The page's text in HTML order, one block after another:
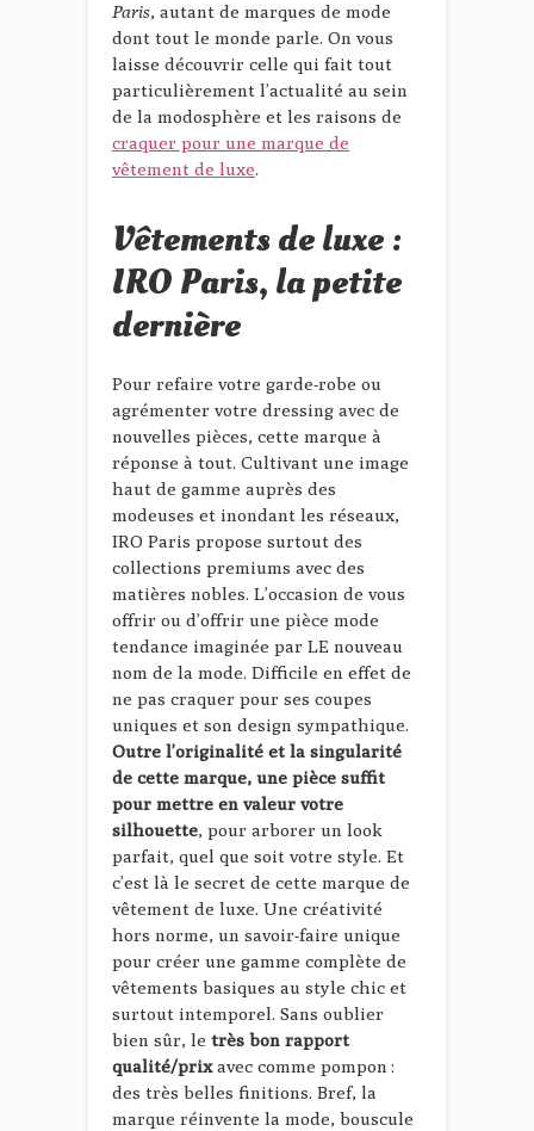
Paris, autant de marques de mode
dont tout le monde parle. On vous
laisse découvrir celle qui fait tout
particulièrement l’actualité au sein
de la modosphère et les raisons de
craquer pour une marque de
vêtement de luxe.
Vêtements de luxe :
IRO Paris, la petite
dernière
Pour refaire votre garde-robe ou
agrémenter votre dressing avec de
nouvelles pièces, cette marque à
réponse à tout. Cultivant une image
haut de gamme auprès des
modeuses et inondant les réseaux,
IRO Paris propose surtout des
collections premiums avec des
matières nobles. L’occasion de vous
offrir ou d’offrir une pièce mode
tendance imaginée par LE nouveau
nom de la mode. Difficile en effet de
ne pas craquer pour ses coupes
uniques et son design sympathique.
Outre l’originalité et la singularité
de cette marque, une pièce suffit
pour mettre en valeur votre
silhouette, pour arborer un look
parfait, quel que soit votre style. Et
c’est là le secret de cette marque de
vêtement de luxe. Une créativité
hors norme, un savoir-faire unique
pour créer une gamme complète de
vêtements basiques au style chic et
surtout intemporel. Sans oublier
bien sûr, le très bon rapport
qualité/prixavec comme pompon :
des très belles finitions. Bref, la
marque réinvente la mode, bouscule